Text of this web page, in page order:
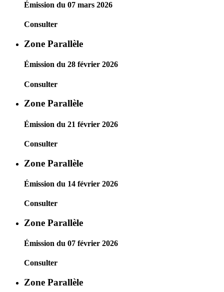
Émission du 07 mars 2026
Consulter
Zone Parallèle
Émission du 28 février 2026
Consulter
Zone Parallèle
Émission du 21 février 2026
Consulter
Zone Parallèle
Émission du 14 février 2026
Consulter
Zone Parallèle
Émission du 07 février 2026
Consulter
Zone Parallèle